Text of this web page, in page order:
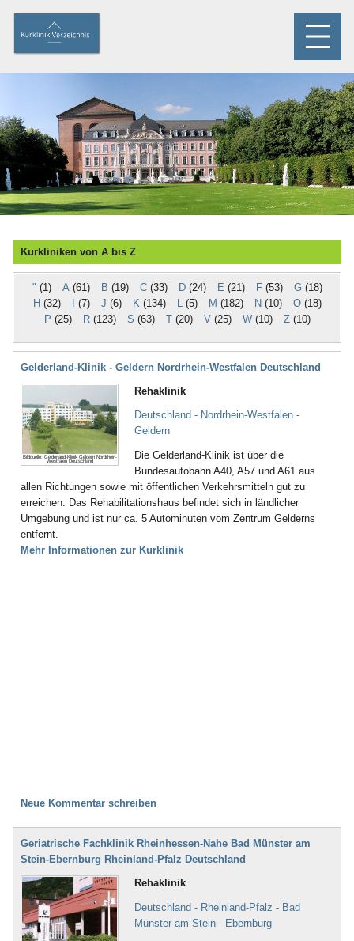
Kurkliniken von A bis Z
" (1) A(61) B (19) C(33) D(24) E (21) F(53) G(18)
H (32) (7) J (6) K(134) L(5) M (182) N (10) O(18)
P (25) R(123) S (63) T(20) V(25) W(10) Z(10)
Gelderland-Klinik - Geldern Nordrhein-Westfalen Deutschland
Bildquelle: Gelderland-Klinik Geldern Nordrhein-
Westfalen Deutschland
Rehaklinik
Deutschland - Nordrhein-Westfalen -
Geldern
Die Gelderland-Klinik ist über die
Bundesautobahn A40, A57 und A61 aus
allen Richtungen sowie mit öffentlichen Verkehrsmitteln gut zu
erreichen. Das Rehabilitationshaus befindet sich in ländlicher
Umgebung und ist nur ca. 5 Autominuten vom Zentrum Gelderns
entfernt.
Mehr Informationen zur Kurklinik
Neue Kommentar schreiben
Geriatrische Fachklinik Rheinhessen-Nahe Bad Münster am
Stein-Ebernburg Rheinland-Pfalz Deutschland
Rehaklinik
Deutschland - Rheinland-Pfalz - Bad
Münster am Stein - Ebernburg